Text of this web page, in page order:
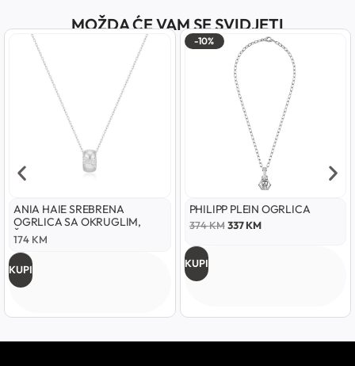
MOŽDA ĆE VAM SE SVIDJETI
ANIA HAIE SREBRENA
OGRLICA SA OKRUGLIM,
ŠUPLJIM PRIVJESKOM
174 KM
KUPI
-10%
PHILIPP PLEIN OGRLICA
374KM 337KM
KUPI